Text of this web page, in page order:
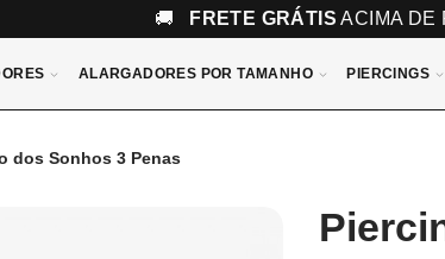
🚚 FRETE GRÁTIS ACIMA
ALARGADORES POR TAMANHO PIERCINGS
dos Sonhos 3 Penas